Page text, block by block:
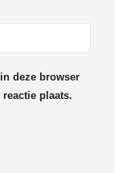
deze browser
plaats.